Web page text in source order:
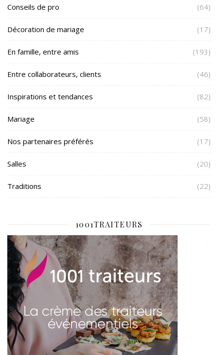
Conseils de pro (64)
Décoration de mariage (17)
En famille, entre amis (193)
Entre collaborateurs, clients (46)
Inspirations et tendances (82)
Mariage (58)
Nos partenaires préférés (17)
Salles (20)
Traditions (22)
1001TRAITEURS